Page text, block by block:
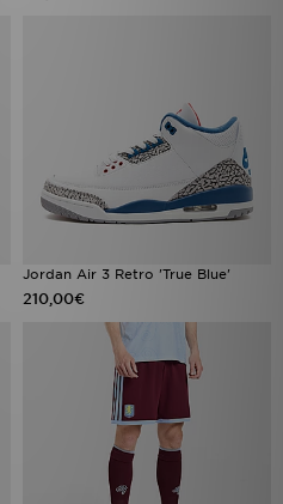
Jordan Air 3 Retro 'True Blue'
210,00€